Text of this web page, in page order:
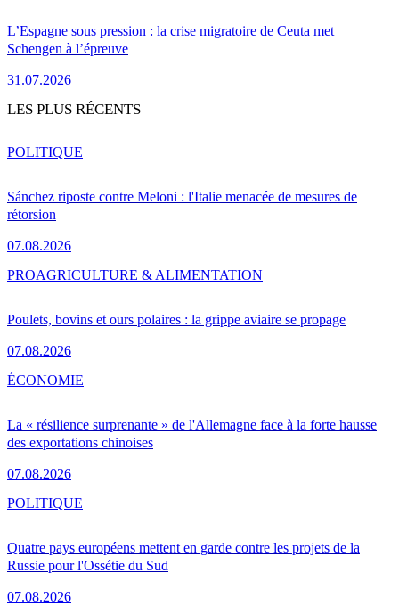
L’Espagne sous pression : la crise migratoire de Ceuta met
Schengen à l’épreuve
31.07.2026
LES PLUS RÉCENTS
Sánchez riposte contre Meloni : l'Italie menacée de mesures de
rétorsion
07.08.2026
POLITIQUE
Poulets, bovins et ours polaires : la grippe aviaire se propage
07.08.2026
PROAGRICULTURE & ALIMENTATION
La « résilience surprenante » de l'Allemagne face à la forte hausse
des exportations chinoises
07.08.2026
ÉCONOMIE
Quatre pays européens mettent en garde contre les projets de la
Russie pour l'Ossétie du Sud
07.08.2026
POLITIQUE